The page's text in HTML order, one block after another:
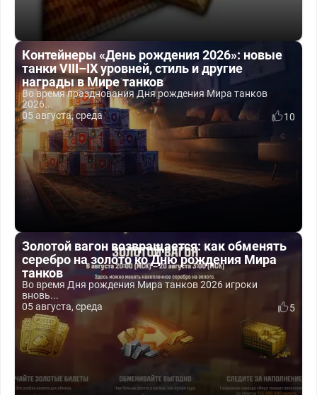
Контейнеры «День рождения 2026»: новые
танки VIII–IX уровней, стиль и другие
награды в Мире танков
Во время празднования Дня рождения Мира танков
2026...
05 августа, среда
10
Золотой вагон возвращается: как обменять
серебро на золото ко Дню рождения Мира
танков
Во время Дня рождения Мира танков 2026 игроки
вновь...
05 августа, среда
5